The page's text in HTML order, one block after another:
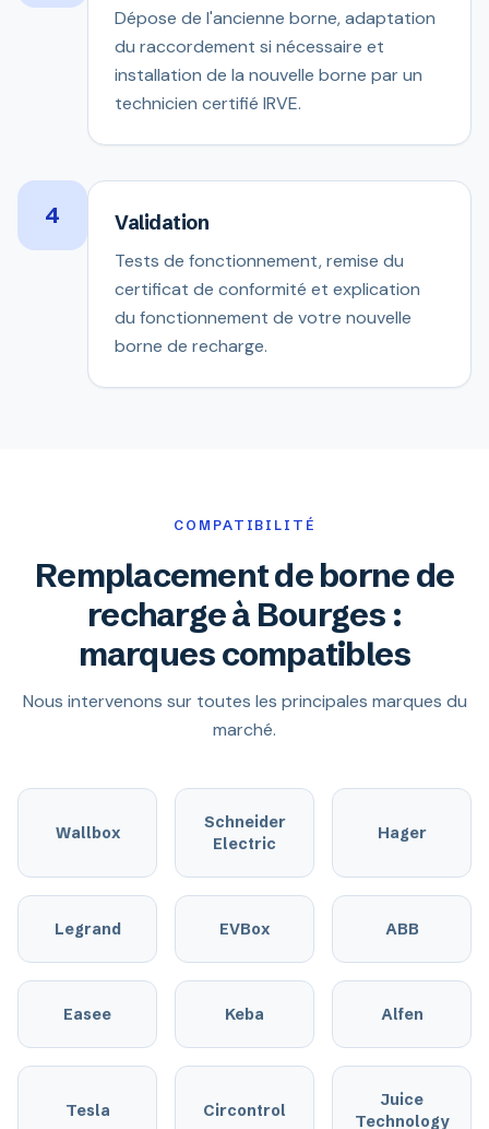
Dépose de l'ancienne borne, adaptation
du raccordement si nécessaire et
installation de la nouvelle borne par un
technicien certifié IRVE.
4 Validation
Tests de fonctionnement, remise du
certificat de conformité et explication
du fonctionnement de votre nouvelle
borne de recharge.
COMPATIBILITÉ
Remplacement de borne de
recharge à Bourges :
marques compatibles
Nous intervenons sur toutes les principales marques du
marché.
Wallbox
Schneider
Electric
Hager
Legrand EVBox ABB
Easee Keba Alfen
Tesla Circontrol
Juice
Technology